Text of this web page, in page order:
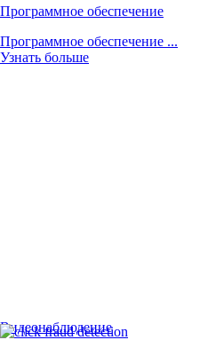
Программное обеспечение
Программное обеспечение ...
Узнать больше
Видеонаблюдение